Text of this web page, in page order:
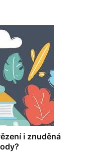
i znuděná